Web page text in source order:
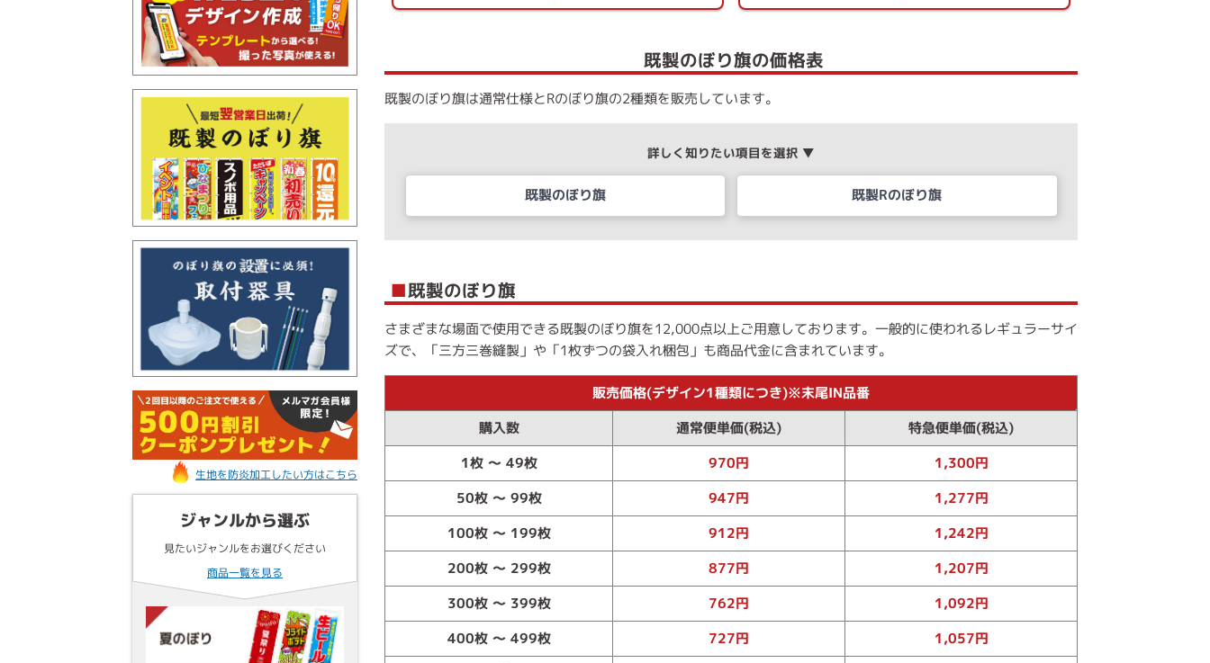
生地を防炎加工したい方はこちら
ジャンルから選ぶ
見たいジャンルをお選びください
商品一覧を見る
既製のぼり旗の価格表
既製のぼり旗は通常仕様とRのぼり旗の2種類を販売しています。
詳しく知りたい項目を選択 ▼
既製のぼり旗 既製Rのぼり旗
■既製のぼり旗
さまざまな場面で使用できる既製のぼり旗を12,000点以上ご用意しております。一般的に使われるレギュラーサイ
ズで、「三方三巻縫製」や「1枚ずつの袋入れ梱包」も商品代金に含まれています。
販売価格(デザイン1種類につき)※末尾IN品番
購入数
通常便単価(税込)
特急便単価(税込)
1枚 ～ 49枚
970円
1,300円
50枚 ～ 99枚
947円
1,277円
100枚 ～ 199枚
912円
1,242円
200枚 ～ 299枚
877円
1,207円
300枚 ～ 399枚
762円
1,092円
400枚 ～ 499枚
727円
1,057円